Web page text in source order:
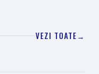
VEZI TOATE→